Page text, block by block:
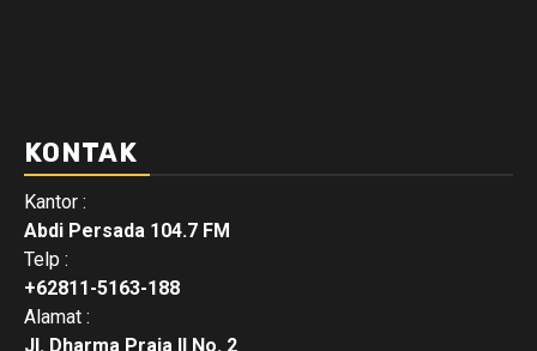
KONTAK
Kantor :
Abdi Persada 104.7 FM
Telp :
+62811-5163-188
Alamat :
Jl. Dharma Praja II No. 2